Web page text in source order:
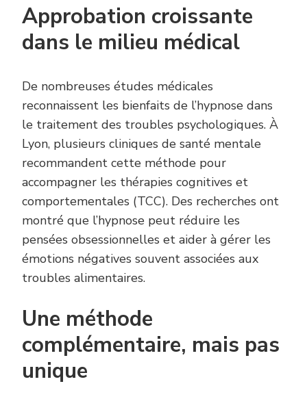
Approbation croissante
dans le milieu médical
De nombreuses études médicales
reconnaissent les bienfaits de l’hypnose dans
le traitement des troubles psychologiques. À
Lyon, plusieurs cliniques de santé mentale
recommandent cette méthode pour
accompagner les thérapies cognitives et
comportementales (TCC). Des recherches ont
montré que l’hypnose peut réduire les
pensées obsessionnelles et aider à gérer les
émotions négatives souvent associées aux
troubles alimentaires.
Une méthode
complémentaire, mais pas
unique